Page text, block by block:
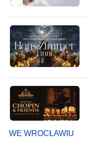
WE WROCŁAWIU